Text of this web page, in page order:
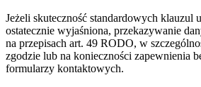
Jeżeli skuteczność standardowych klauzul
ostatecznie wyjaśniona, przekazywanie
na przepisach art. 49 RODO, w
zgodzie lub na konieczności zapewnienia
formularzy kontaktowych.